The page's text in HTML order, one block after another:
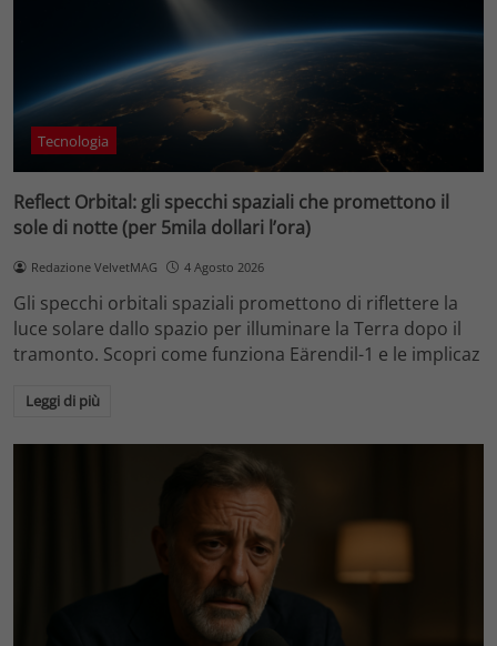
Tecnologia
Reflect Orbital: gli specchi spaziali che promettono il
sole di notte (per 5mila dollari l’ora)
Redazione VelvetMAG 4 Agosto 2026
Gli specchi orbitali spaziali promettono di riflettere la
luce solare dallo spazio per illuminare la Terra dopo il
tramonto. Scopri come funziona Eärendil-1 e le implicaz
Leggi di più